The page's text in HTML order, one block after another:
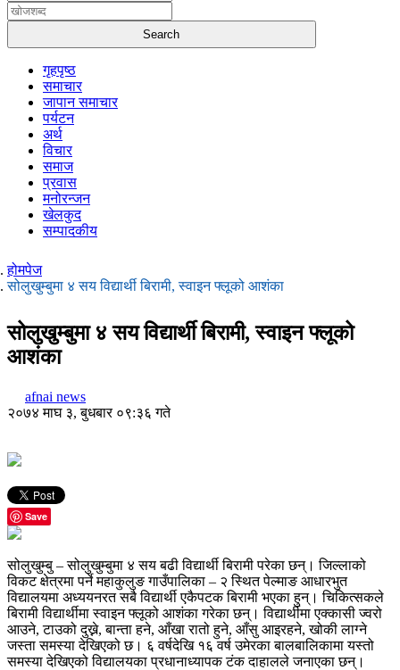
गृहपृष्ठ
समाचार
जापान समाचार
पर्यटन
अर्थ
विचार
समाज
प्रवास
मनोरन्जन
खेलकुद
सम्पादकीय
होमपेज
सोलुखुम्बुमा ४ सय विद्यार्थी बिरामी, स्वाइन फ्लूको आशंका
सोलुखुम्बुमा ४ सय विद्यार्थी बिरामी, स्वाइन फ्लूको
आशंका
afnai news
२०७४ माघ ३, बुधबार ०९:३६ गते
Save
सोलुखुम्बु – सोलुखुम्बुमा ४ सय बढी विद्यार्थी बिरामी परेका छन्। जिल्लाको
विकट क्षेत्रमा पर्ने महाकुलुङ गाउँपालिका – २ स्थित पेल्माङ आधारभुत
विद्यालयमा अध्ययनरत सबै विद्यार्थी एकैपटक बिरामी भएका हुन्। चिकित्सकले
बिरामी विद्यार्थीमा स्वाइन फ्लूको आशंका गरेका छन्। विद्यार्थीमा एक्कासी ज्वरो
आउने, टाउको दुख्ने, बान्ता हने, आँखा रातो हुने, आँसु आइरहने, खोकी लाग्ने
जस्ता समस्या देखिएको छ। ६ वर्षदेखि १६ वर्ष उमेरका बालबालिकामा यस्तो
समस्या देखिएको विद्यालयका प्रधानाध्यापक टंक दाहालले जनाएका छन्।